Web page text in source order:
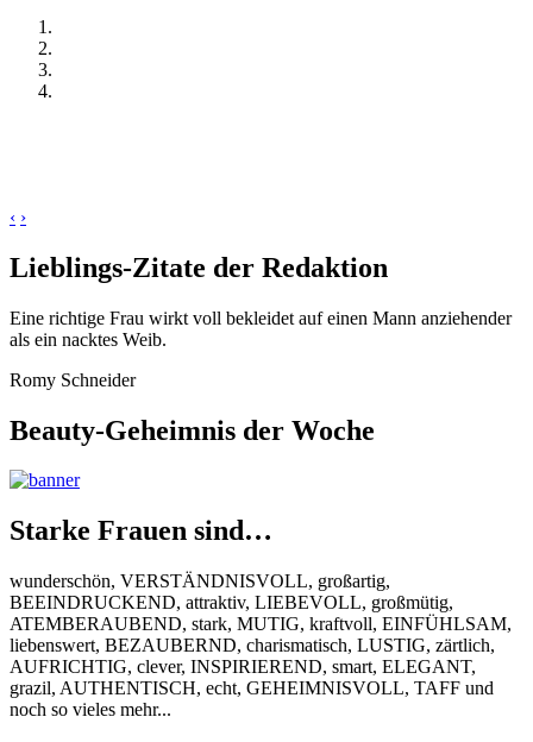
‹ ›
Lieblings-Zitate der Redaktion
Eine richtige Frau wirkt voll bekleidet auf einen Mann anziehender
als ein nacktes Weib.
Romy Schneider
Beauty-Geheimnis der Woche
Starke Frauen sind…
wunderschön, VERSTÄNDNISVOLL, großartig,
BEEINDRUCKEND, attraktiv, LIEBEVOLL, großmütig,
ATEMBERAUBEND, stark, MUTIG, kraftvoll, EINFÜHLSAM,
liebenswert, BEZAUBERND, charismatisch, LUSTIG, zärtlich,
AUFRICHTIG, clever, INSPIRIEREND, smart, ELEGANT,
grazil, AUTHENTISCH, echt, GEHEIMNISVOLL, TAFF und
noch so vieles mehr...